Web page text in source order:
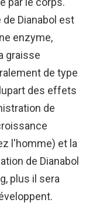
Dianabol est
enzyme,
graisse
de type
des effets
de
l'homme) et la
de Dianabol
plus il sera